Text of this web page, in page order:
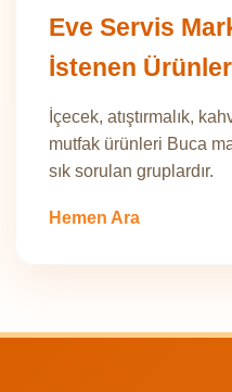
Eve Servis
İstenen Ürünler
İçecek, atıştırmalık,
mutfak ürünleri Buca
sık sorulan gruplardır.
Hemen Ara